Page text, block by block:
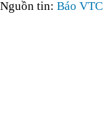
Nguồn tin: Báo VTC